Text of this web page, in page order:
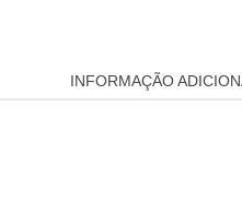
INFORMAÇÃO